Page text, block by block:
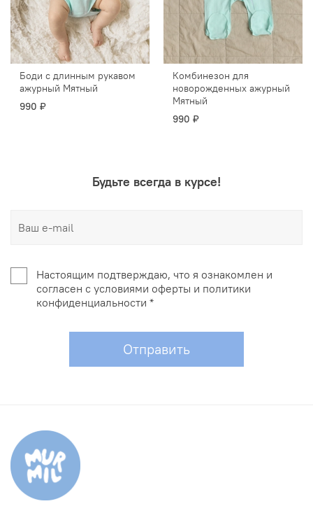
Боди с длинным рукавом
ажурный Мятный
990 ₽
Комбинезон для
новорожденных ажурный
Мятный
990 ₽
Будьте всегда в курсе!
Настоящим подтверждаю, что я ознакомлен и
согласен с условиями оферты и политики
конфиденциальности *
Отправить